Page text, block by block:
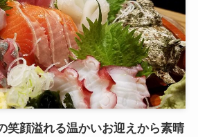
笑顔溢れる温かいお迎えから素晴